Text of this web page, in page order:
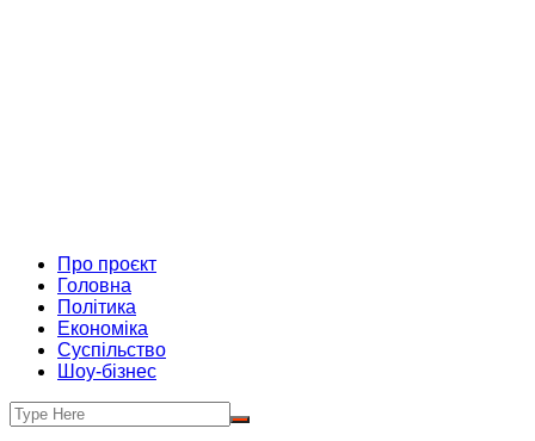
Про проєкт
Головна
Політика
Економіка
Суспільство
Шоу-бізнес